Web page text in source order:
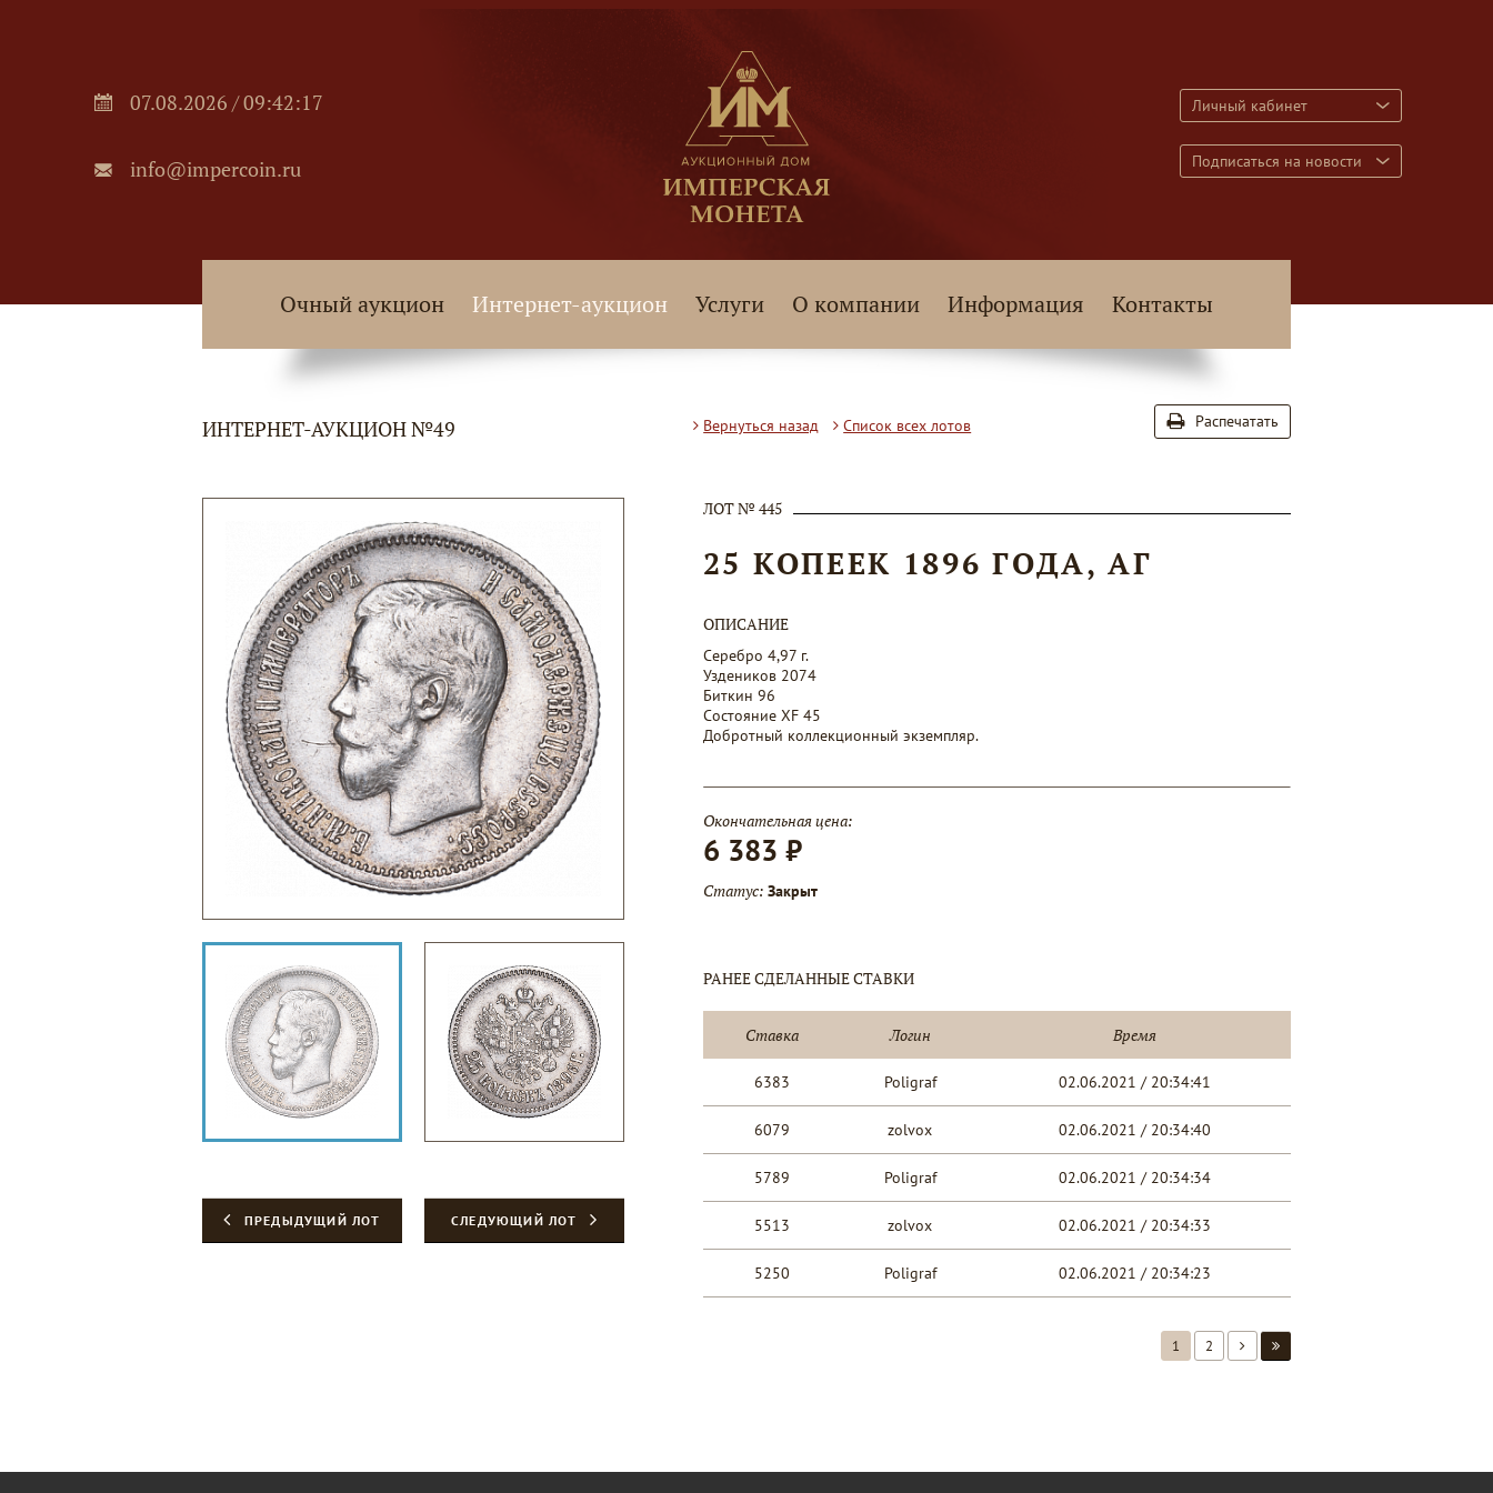
07.08.2026 / 09:42:17
info@impercoin.ru
Личный кабинет
Подписаться на новости
Очный аукцион Интернет-аукцион Услуги О компании Информация Контакты
Распечатать
ИНТЕРНЕТ-АУКЦИОН №49 Вернуться назад Список всех лотов
ПРЕДЫДУЩИЙ ЛОТ СЛЕДУЮЩИЙ ЛОТ
ЛОТ № 445
25 КОПЕЕК 1896 ГОДА, АГ
ОПИСАНИЕ
Серебро 4,97 г.
Уздеников 2074
Биткин 96
Состояние XF 45
Добротный коллекционный экземпляр.
Окончательная цена:
6 383 ₽
Статус: Закрыт
РАНЕЕ СДЕЛАННЫЕ СТАВКИ
Ставка Логин Время
6383 Poligraf 02.06.2021 / 20:34:41
6079 zolvox 02.06.2021 / 20:34:40
5789 Poligraf 02.06.2021 / 20:34:34
5513 zolvox 02.06.2021 / 20:34:33
5250 Poligraf 02.06.2021 / 20:34:23
1 2